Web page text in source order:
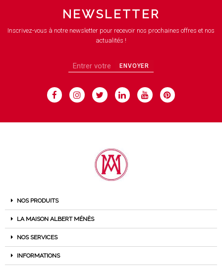
NEWSLETTER
Inscrivez-vous à notre newsletter pour recevoir nos prochaines offres et nos
actualités !
ENVOYER
NOS PRODUITS
LA MAISON ALBERT MÉNÈS
NOS SERVICES
INFORMATIONS